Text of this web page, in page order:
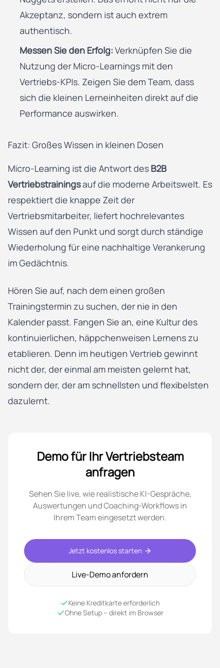
Akzeptanz, sondern ist auch extrem
authentisch.
Messen Sie den Erfolg:Verknüpfen Sie die
Nutzung der Micro-Learnings mit den
Vertriebs-KPIs. Zeigen Sie dem Team, dass
sich die kleinen Lerneinheiten direkt auf die
Performance auswirken.
Fazit: Großes Wissen in kleinen Dosen
Micro-Learning ist die Antwort des B2B
Vertriebstrainingsauf die moderne Arbeitswelt. Es
respektiert die knappe Zeit der
Vertriebsmitarbeiter, liefert hochrelevantes
Wissen auf den Punkt und sorgt durch ständige
Wiederholung für eine nachhaltige Verankerung
im Gedächtnis.
Hören Sie auf, nach dem einen großen
Trainingstermin zu suchen, der nie in den
Kalender passt. Fangen Sie an, eine Kultur des
kontinuierlichen, häppchenweisen Lernens zu
etablieren. Denn im heutigen Vertrieb gewinnt
nicht der, der einmal am meisten gelernt hat,
sondern der, der am schnellsten und flexibelsten
dazulernt.
Demo für Ihr Vertriebsteam
anfragen
Sehen Sie live, wie realistische KI-Gespräche,
Auswertungen und Coaching-Workflows in
Ihrem Team eingesetzt werden.
Jetzt kostenlos starten
Live-Demo anfordern
Keine Kreditkarte erforderlich
Ohne Setup – direkt im Browser